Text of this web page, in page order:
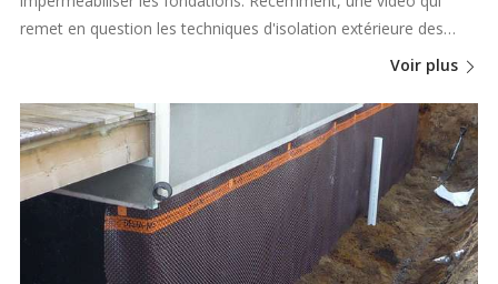
remet en question les techniques d'isolation extérieure des…
Voir plus